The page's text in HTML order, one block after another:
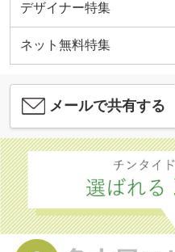
デザイナー特集
ネット無料特集
メールで共有する